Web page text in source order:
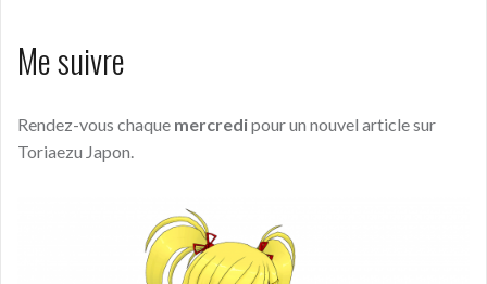
Me suivre
Rendez-vous chaque mercredipour un nouvel article sur
Toriaezu Japon.